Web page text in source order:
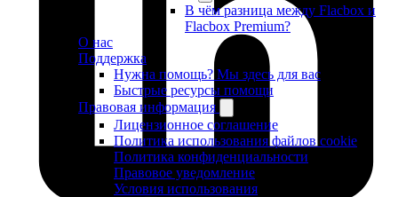
В чём разница между Flacbox и
Flacbox Premium?
О нас
Поддержка
Нужна помощь? Мы здесь для вас
Быстрые ресурсы помощи
Правовая информация
Лицензионное соглашение
Политика использования файлов cookie
Политика конфиденциальности
Правовое уведомление
Условия использования